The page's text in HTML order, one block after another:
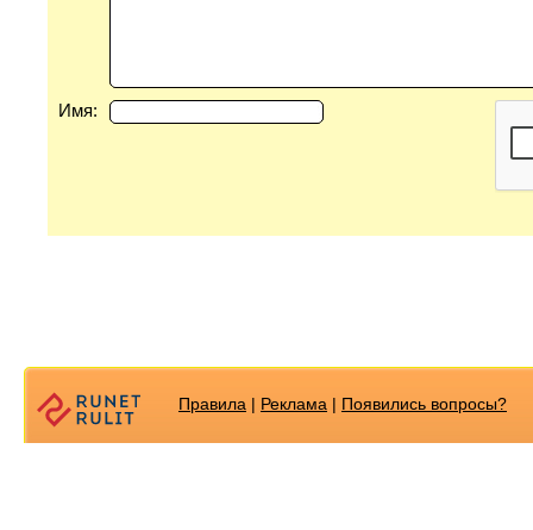
Имя:
Правила | Реклама | Появилиcь вопросы?